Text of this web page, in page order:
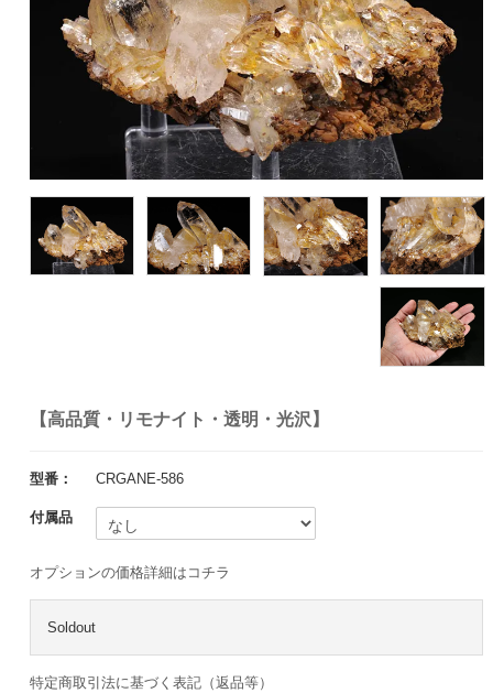
【高品質・リモナイト・透明・光沢】
型番： CRGANE-586
付属品
オプションの価格詳細はコチラ
Soldout
特定商取引法に基づく表記（返品等）